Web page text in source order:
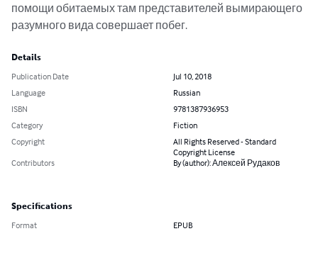
помощи обитаемых там представителей вымирающего
разумного вида совершает побег.
Details
Publication Date
Jul 10, 2018
Language
Russian
ISBN
9781387936953
Category
Fiction
Copyright
All Rights Reserved - Standard
Copyright License
Contributors
By (author): Алексей Рудаков
Specifications
Format EPUB